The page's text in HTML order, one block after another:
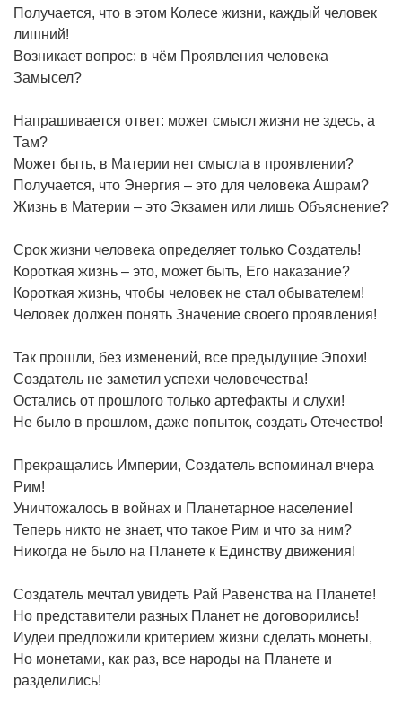
Получается, что в этом Колесе жизни, каждый человек
лишний!
Возникает вопрос: в чём Проявления человека
Замысел?
Напрашивается ответ: может смысл жизни не здесь, а
Там?
Может быть, в Материи нет смысла в проявлении?
Получается, что Энергия – это для человека Ашрам?
Жизнь в Материи – это Экзамен или лишь Объяснение?
Срок жизни человека определяет только Создатель!
Короткая жизнь – это, может быть, Его наказание?
Короткая жизнь, чтобы человек не стал обывателем!
Человек должен понять Значение своего проявления!
Так прошли, без изменений, все предыдущие Эпохи!
Создатель не заметил успехи человечества!
Остались от прошлого только артефакты и слухи!
Не было в прошлом, даже попыток, создать Отечество!
Прекращались Империи, Создатель вспоминал вчера
Рим!
Уничтожалось в войнах и Планетарное население!
Теперь никто не знает, что такое Рим и что за ним?
Никогда не было на Планете к Единству движения!
Создатель мечтал увидеть Рай Равенства на Планете!
Но представители разных Планет не договорились!
Иудеи предложили критерием жизни сделать монеты,
Но монетами, как раз, все народы на Планете и
разделились!